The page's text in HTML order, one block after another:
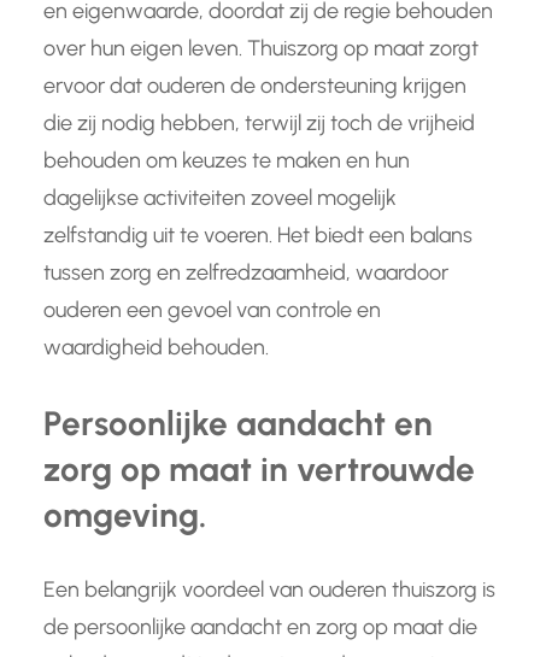
en eigenwaarde, doordat zij de regie behouden
over hun eigen leven. Thuiszorg op maat zorgt
ervoor dat ouderen de ondersteuning krijgen
die zij nodig hebben, terwijl zij toch de vrijheid
behouden om keuzes te maken en hun
dagelijkse activiteiten zoveel mogelijk
zelfstandig uit te voeren. Het biedt een balans
tussen zorg en zelfredzaamheid, waardoor
ouderen een gevoel van controle en
waardigheid behouden.
Persoonlijke aandacht en
zorg op maat in vertrouwde
omgeving.
Een belangrijk voordeel van ouderen thuiszorg is
de persoonlijke aandacht en zorg op maat die